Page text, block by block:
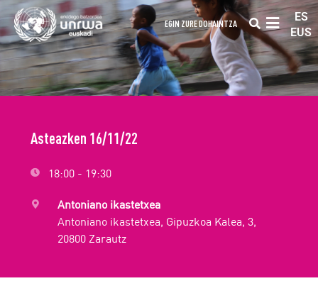
EGIN ZURE DOHAINTZA
ES
EUS
Asteazken 16/11/22
18:00 - 19:30
Antoniano ikastetxea
Antoniano ikastetxea, Gipuzkoa Kalea, 3,
20800 Zarautz